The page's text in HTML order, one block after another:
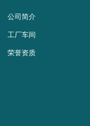
公司简介
工厂车间
荣誉资质